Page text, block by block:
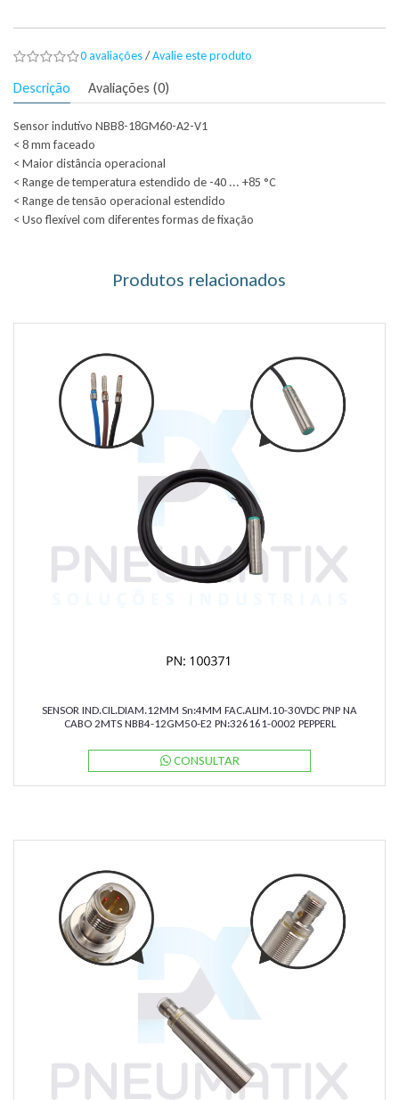
0 avaliações/Avalie este produto
Descrição Avaliações (0)
Sensor indutivo NBB8-18GM60-A2-V1
< 8 mm faceado
< Maior distância operacional
< Range de temperatura estendido de -40 ... +85 °C
< Range de tensão operacional estendido
< Uso flexível com diferentes formas de fixação
Produtos relacionados
SENSOR IND.CIL.DIAM.12MM Sn:4MM FAC.ALIM.10-30VDC PNP NA
CABO 2MTS NBB4-12GM50-E2 PN:326161-0002 PEPPERL
CONSULTAR